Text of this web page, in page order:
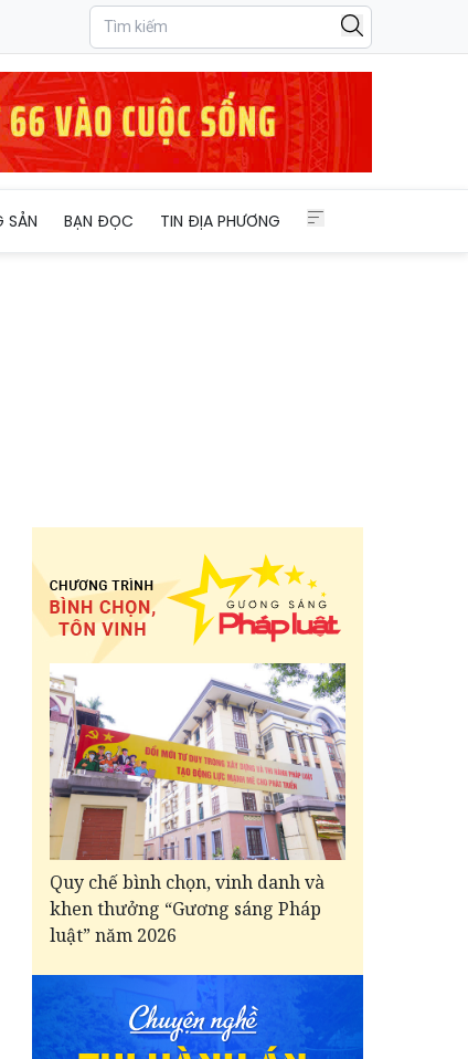
SẢN BẠN ĐỌC TIN ĐỊA PHƯƠNG
Quy chế bình chọn, vinh danh và
khen thưởng “Gương sáng Pháp
luật” năm 2026